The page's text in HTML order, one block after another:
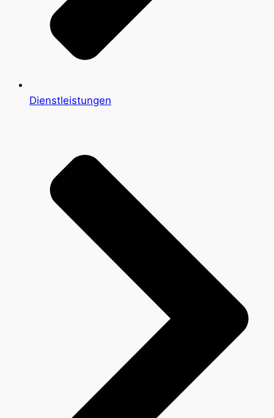
Dienstleistungen